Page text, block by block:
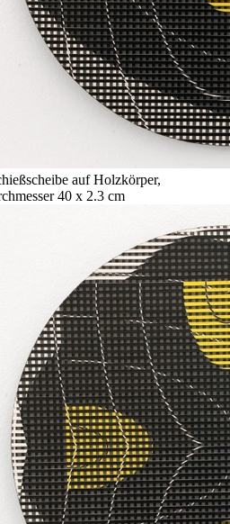
auf Holzkörper,
40 x 2.3 cm